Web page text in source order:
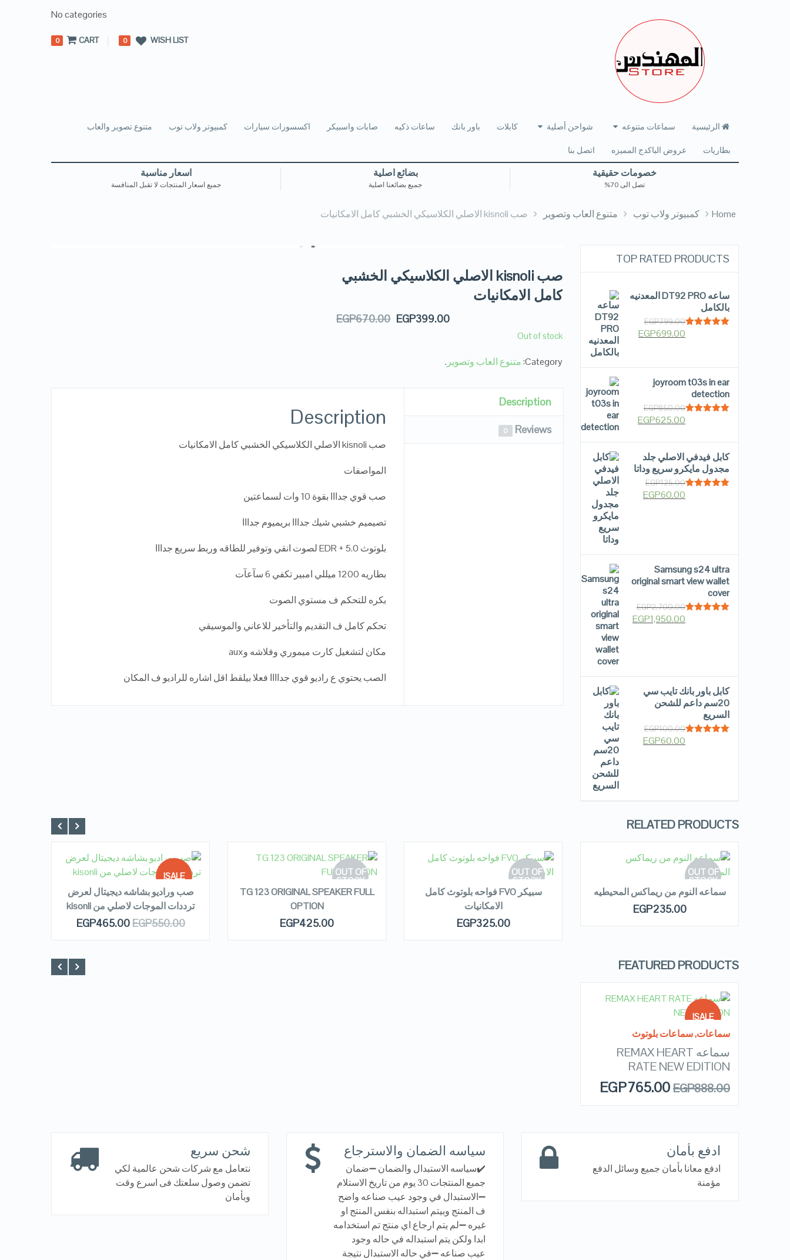
No categories
WISH LIST
0
CART
0
الرئيسية سماعات متنوعه شواحن أصلية كابلات باور بانك ساعات ذكيه صابات واسبيكر اكسسورات سيارات كمبيوتر ولاب توب متنوع تصوير والعاب
بطاريات عروض الباكدج المميزه اتصل بنا
خصومات حقيقية
تصل الى 70%
بضائع اصلية
جميع بضائعنا اصلية
اسعار مناسبة
جميع اسعار المنتجات لا تقبل المنافسة
Home كمبيوتر ولاب توب متنوع العاب وتصوير صب kisnoli الاصلي الكلاسيكي الخشبي كامل الامكانيات
صب kisnoli الاصلي الكلاسيكي الخشبي
كامل الامكانيات
EGP670.00 EGP399.00
Out of stock
Category: متنوع العاب وتصوير .
Description
Reviews
0
Description
صب kisnoli الاصلي الكلاسيكي الخشبي كامل الامكانيات
المواصفات
صب قوي جدااا بقوة 10 وات لسماعتين
تصيميم خشبي شيك جدااا بريميوم جدااا
بلوتوث 5.0 + EDR لصوت انقي وتوفير للطاقه وربط سريع جدااا
بطاريه 1200 ميللي امبير تكفي 6 سآعآت
بكره للتحكم ف مستوي الصوت
تحكم كامل ف التقديم والتأخير للاعاني والموسيقي
مكان لتشغيل كارت ميموري وفلاشه وaux
الصب يحتوي ع راديو قوي جداااا فعلا بيلقط اقل اشاره للراديو ف المكان
TOP RATED PRODUCTS
ساعه DT92 PRO المعدنيه
بالكامل
EGP799.00
EGP699.00
joyroom t03s in ear
detection
EGP850.00
EGP625.00
كابل فيدفي الاصلي جلد
مجدول مايكرو سريع وداتا
EGP125.00
EGP60.00
Samsung s24 ultra
original smart view wallet
cover
EGP2,700.00
EGP1,950.00
كابل باور بانك تايب سي
20سم داعم للشحن
السريع
EGP100.00
EGP60.00
RELATED PRODUCTS
OUT OF
STOCK
READ MORE
سماعه النوم من ريماكس المحيطيه
EGP235.00
OUT OF
STOCK
QUICK LOOK
READ MORE
سبيكر FVO فواحه بلوتوث كامل
الامكانيات
EGP325.00
OUT OF
STOCK
QUICK LOOK
TG 123 ORIGINAL SPEAKER FULL
OPTION
EGP425.00
SALE!
OUT OF
STOCK
QUICK LOOK
READ MORE
صب وراديو بشاشه ديجيتال لعرض
ترددات الموجات لاصلي من kisonli
EGP550.00
EGP465.00
FEATURED PRODUCTS
SALE!
OUT OF
STOCK
QUICK LOOK
سماعات,سماعات بلوتوث
سماعه REMAX HEART
RATE NEW EDITION
EGP888.00
EGP765.00
ادفع بأمان
ادفع معانا بأمان جميع وسائل الدفع
مؤمنة
سياسه الضمان والاسترجاع
✔️سياسه الاستبدال والضمان ➖ضمان
جميع المنتجات 30 يوم من تاريخ الاستلام
➖الاستبدال في وجود عيب صناعه واضح
ف المنتج وبيتم استبداله بنفس المنتج او
غيره ➖لم يتم ارجاع اي منتج تم استخدامه
ابدا ولكن يتم استبداله في حاله وجود
عيب صناعه ➖في حاله الاستبدال نتيجة
شحن سريع
نتعامل مع شركات شحن عالمية لكي
تضمن وصول سلعتك فى اسرع وقت
وبأمان